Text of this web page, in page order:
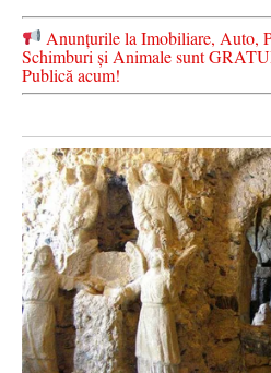
Anunțurile la Imobiliare, Auto,
Schimburi și Animale sunt
Publică acum!